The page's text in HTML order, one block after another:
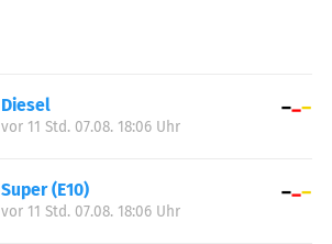
00:00-23:59
00:00-23:59
Diesel
vor 11 Std. 07.08. 18:06 Uhr
Super (E10)
vor 11 Std. 07.08. 18:06 Uhr